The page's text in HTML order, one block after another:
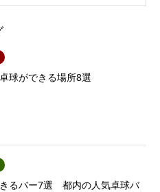
球ができる場所8選
るバー7選 都内の人気卓球バ